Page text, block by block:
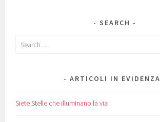
SEARCH
Search
ARTICOLI IN EVIDENZA
Siete Stelle che illuminano la via